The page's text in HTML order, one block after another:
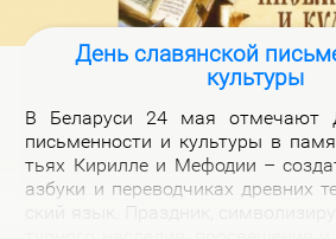
День славянской
культуры
В Бе­ла­ру­си 24 мая от­ме­ча­ют
пись­мен­но­сти и куль­ту­ры в
тьях Ки­рил­ле и Ме­фо­дии –
аз­бу­ки и пе­ре­вод­чи­ках древ­них